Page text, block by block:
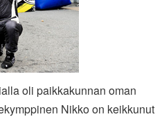
oli paikkakunnan oman
Nikko on keikkunut